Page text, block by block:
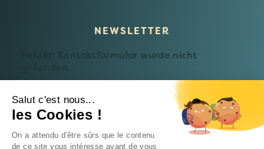
NEWSLETTER
Kontaktformular wurde nicht
Datenschutzerklärung
Salut c'est nous...
les Cookies !
On a attendu d'être sûrs que le contenu
de ce site vous intéresse avant de vous